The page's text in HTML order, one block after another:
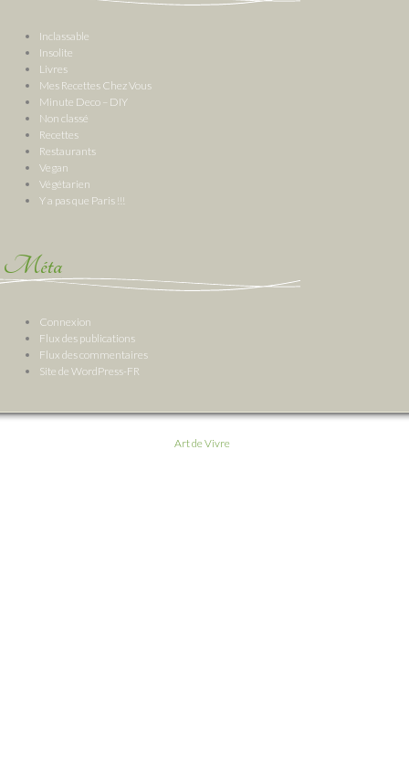
Inclassable
Insolite
Livres
Mes Recettes Chez Vous
Minute Deco – DIY
Non classé
Recettes
Restaurants
Vegan
Végétarien
Y a pas que Paris !!!
Méta
Connexion
Flux des publications
Flux des commentaires
Site de WordPress-FR
Art de Vivre